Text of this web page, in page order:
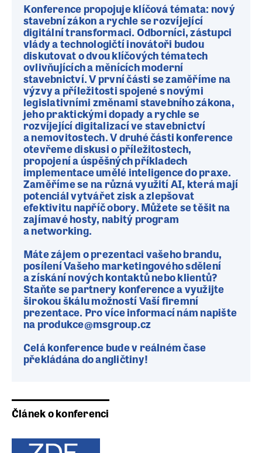
Konference propojuje klíčová témata: nový
stavební zákon a rychle se rozvíjející
digitální transformaci. Odborníci, zástupci
vlády a technologičtí inovátoři budou
diskutovat o dvou klíčových tématech
ovlivňujících a měnících moderní
stavebnictví. V první části se zaměříme na
výzvy a příležitosti spojené s novými
legislativními změnami stavebního zákona,
jeho praktickými dopady a rychle se
rozvíjející digitalizací ve stavebnictví
a nemovitostech. V druhé části konference
otevřeme diskusi o příležitostech,
propojení a úspěšných příkladech
implementace umělé inteligence do praxe.
Zaměříme se na různá využití AI, která mají
potenciál vytvářet zisk a zlepšovat
efektivitu napříč obory. Můžete se těšit na
zajímavé hosty, nabitý program
a networking.
Máte zájem o prezentaci vašeho brandu,
posílení Vašeho marketingového sdělení
a získání nových kontaktů nebo klientů?
Staňte se partnery konference a využijte
širokou škálu možností Vaší firemní
prezentace. Pro více informací nám napište
na produkce@msgroup.cz
Celá konference bude v reálném čase
překládána do angličtiny!
Článek o konferenci